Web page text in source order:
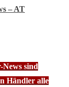
– AT
News sind
Händler alle